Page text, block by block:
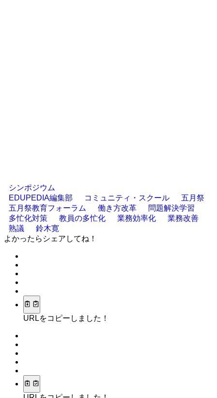
シンポジウム
EDUPEDIA編集部
コミュニティ・スクール
五月祭
五月祭教育フォーラム
働き方改革
問題解決学習
多忙化対策
教員の多忙化 業務効率化
業務改善
熟議
鈴木寛
よかったらシェアしてね！
URLをコピーしました！